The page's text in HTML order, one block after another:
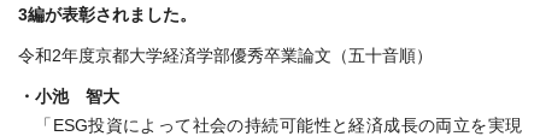
3編が表彰されました。
令和2年度京都大学経済学部優秀卒業論文（五十音順）
・小池 智大
「ESG投資によって社会の持続可能性と経済成長の両立を実現